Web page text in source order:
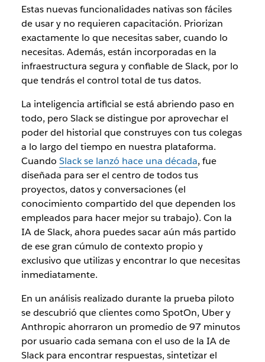
Estas nuevas funcionalidades nativas son fáciles
de usar y no requieren capacitación. Priorizan
exactamente lo que necesitas saber, cuando lo
necesitas. Además, están incorporadas en la
infraestructura segura y confiable de Slack, por lo
que tendrás el control total de tus datos.
La inteligencia artificial se está abriendo paso en
todo, pero Slack se distingue por aprovechar el
poder del historial que construyes con tus colegas
a lo largo del tiempo en nuestra plataforma.
Cuando Slack se lanzó hace una década, fue
diseñada para ser el centro de todos tus
proyectos, datos y conversaciones (el
conocimiento compartido del que dependen los
empleados para hacer mejor su trabajo). Con la
IA de Slack, ahora puedes sacar aún más partido
de ese gran cúmulo de contexto propio y
exclusivo que utilizas y encontrar lo que necesitas
inmediatamente.
En un análisis realizado durante la prueba piloto
se descubrió queclientes como SpotOn, Uber y
Anthropicahorraron un promedio de 97 minutos
por usuario cada semana con el uso de la IA de
Slack para encontrar respuestas, sintetizar el